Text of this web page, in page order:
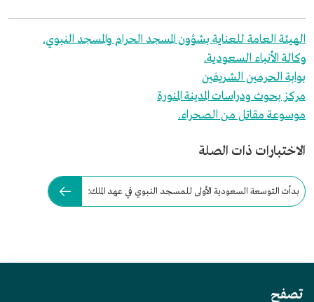
الهيئة العامة للعناية بشؤون المسجد الحرام والمسجد النبوي.
وكالة الأنباء السعودية.
بوابة الحرمين الشريفين
مركز بحوث ودراسات المدينة المنورة
موسوعة مقاتل من الصحراء.
الاختبارات ذات الصلة
بدأت التوسعة السعودية الأولى للمسجد النبوي في عهد الملك:
تصفح